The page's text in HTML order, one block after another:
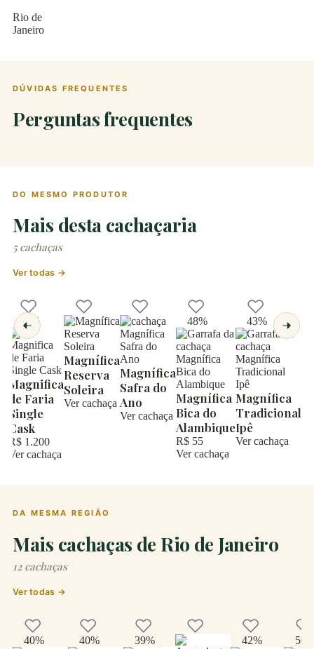
Rio de
Janeiro
DÚVIDAS FREQUENTES
Perguntas frequentes
DO MESMO PRODUTOR
Mais desta cachaçaria
5 cachaças
Ver todas →
40%
Magnifica
de Faria
Single
Cask
R$ 1.200
Ver cachaça
Magnífica
Reserva
Soleira
Ver cachaça
Magnífica
Safra do
Ano
Ver cachaça
48%
Magnífica
Bica do
Alambique
R$ 55
Ver cachaça
43%
Magnífica
Tradicional
Ipê
Ver cachaça
DA MESMA REGIÃO
Mais cachaças de Rio de Janeiro
12 cachaças
Ver todas →
40% 40% 39% 42%